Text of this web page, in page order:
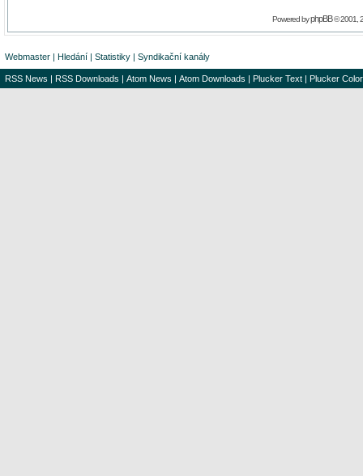
Powered byphpBB© 2001,
Webmaster | Hledání | Statistiky | Syndikační kanály
RSS News | RSS Downloads | Atom News | Atom Downloads | Plucker Text | Plucker Color